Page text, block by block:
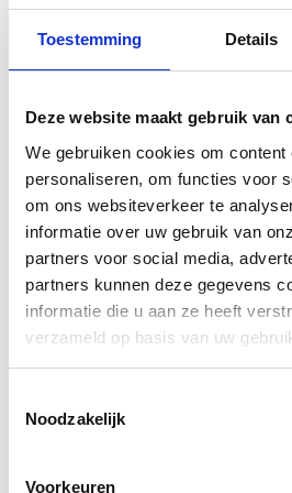
Toestemming Details
Deze website maakt gebruik van
We gebruiken cookies om content
personaliseren, om functies voor
om ons websiteverkeer te
informatie over uw gebruik van
partners voor social media,
partners kunnen deze gegevens
informatie die u aan ze heeft
verzameld op basis van uw
Noodzakelijk
Voorkeuren